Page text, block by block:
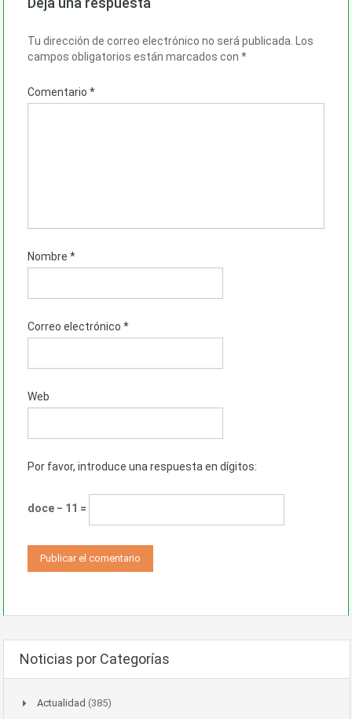
Tu dirección de correo electrónico no será publicada. Los
campos obligatorios están marcados con *
Comentario *
Nombre *
Correo electrónico *
Web
Por favor, introduce una respuesta en dígitos:
doce − 11 =
Noticias por Categorías
Actualidad (385)